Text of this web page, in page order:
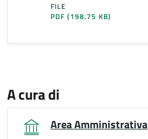
FILE
PDF(198.75 KB)
A cura di
Area Amministrativa